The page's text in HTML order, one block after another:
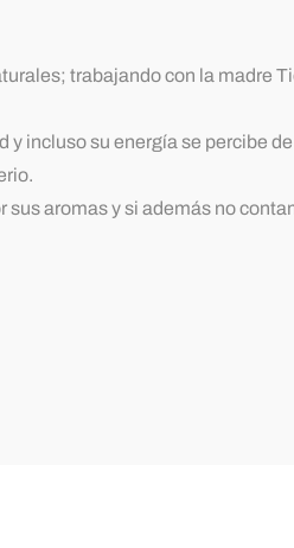
trabajando con la madre
incluso su energía se percibe
aromas y si además no